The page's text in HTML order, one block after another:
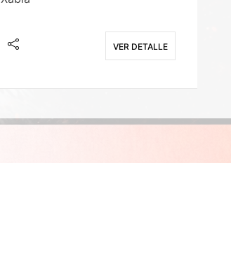
VER DETALLE